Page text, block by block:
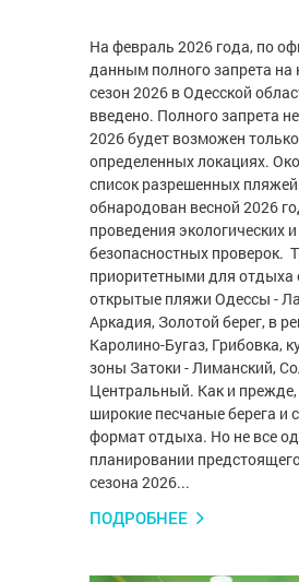
На февраль 2026 года, по
данным полного запрета на
сезон 2026 в Одесской
введено. Полного запрета
2026 будет возможен
определенных локациях.
список разрешенных
обнародован весной 2026
проведения экологических и
безопасностных проверок.
приоритетными для отдыха
открытые пляжи Одессы -
Аркадия, Золотой берег, в
Каролино-Бугаз, Грибовка,
зоны Затоки - Лиманский,
Центральный. Как и прежде,
широкие песчаные берега и
формат отдыха. Но не все
планировании
сезона 2026...
ПОДРОБНЕЕ